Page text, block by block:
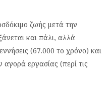
ζωής μετά την
και πάλι, αλλά
(67.000 το χρόνο) και
αγορά εργασίας (περί τις